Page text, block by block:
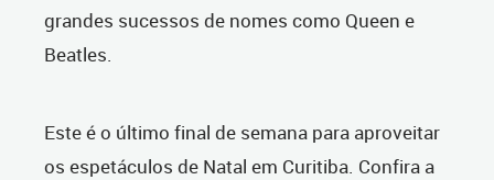
grandes sucessos de nomes como Queen e
Beatles.
Este é o último final de semana para aproveitar
os espetáculos de Natal em Curitiba. Confira a